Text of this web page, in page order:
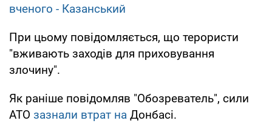
вченого - Казанський
При цьому повідомляється, що терористи
"вживають заходів для приховування
злочину".
Як раніше повідомляв "Обозреватель", сили
АТО зазнали втрат на Донбасі.